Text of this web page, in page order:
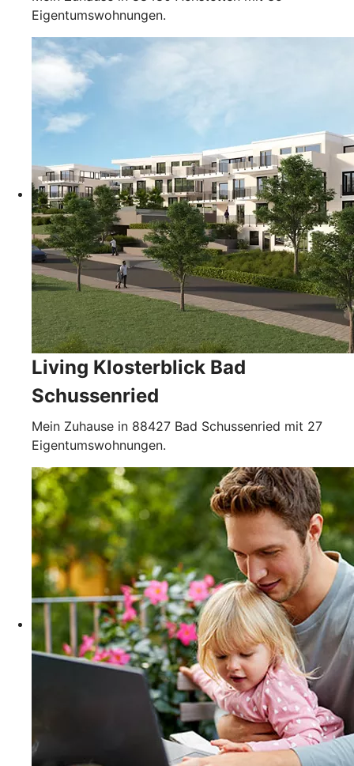
Eigentumswohnungen.
Living Klosterblick Bad
Schussenried
Mein Zuhause in 88427 Bad Schussenried mit 27
Eigentumswohnungen.